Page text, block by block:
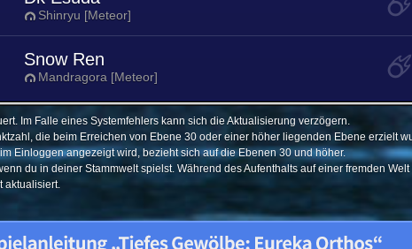
Shinryu [Meteor]
Snow Ren
Mandragora [Meteor]
Im Falle eines Systemfehlers kann sich die Aktualisierung verzögern.
die beim Erreichen von Ebene 30 oder einer höher liegenden Ebene erzielt
Einloggen angezeigt wird, bezieht sich auf die Ebenen 30 und höher.
du in deiner Stammwelt spielst. Während des Aufenthalts auf einer fremden
aktualisiert.